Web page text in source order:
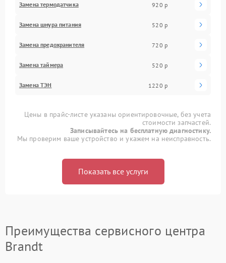
Замена термодатчика 920 р
Замена шнура питания 520 р
Замена предохранителя 720 р
Замена таймера 520 р
Замена ТЭН 1220 р
Цены в прайс-листе указаны ориентировочные, без учета
стоимости запчастей.
Записывайтесь на бесплатную диагностику.
Мы проверим ваше устройство и укажем на неисправность.
Показать все услуги
Преимущества сервисного центра
Brandt